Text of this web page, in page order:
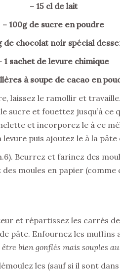
– 15 cl de lait
– 100g de sucre en poudre
de chocolat noir spécial
1 sachet de levure chimique
à soupe de cacao en
laissez le ramollir et
sucre et fouettez jusqu’à ce
et incorporez le à ce
puis ajoutez le à la
Beurrez et farinez des
moules en papier (comme
et répartissez les carrés
pâte. Enfournez les
bien gonflés mais souples
les (sauf si il sont